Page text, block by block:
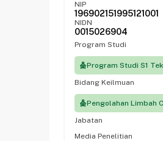
NIP
196902151995121001
NIDN
0015026904
Program Studi
Program Studi S1
Bidang Keilmuan
Pengolahan Limbah
Jabatan
Media Penelitian